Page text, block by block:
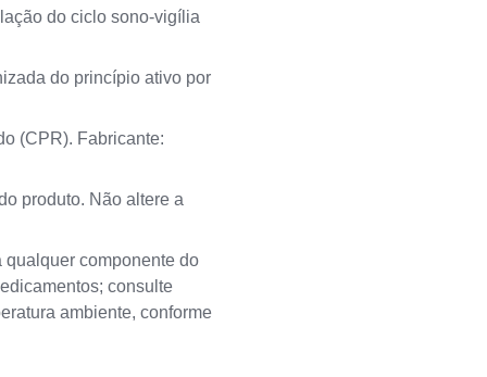
do ciclo sono‑vigília
do princípio ativo por
(CPR). Fabricante:
produto. Não altere a
componente do
consulte
ambiente, conforme